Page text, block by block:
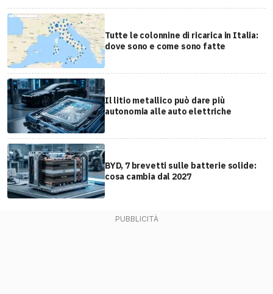
Tutte le colonnine di ricarica in Italia:
dove sono e come sono fatte
Il litio metallico può dare più
autonomia alle auto elettriche
BYD, 7 brevetti sulle batterie solide:
cosa cambia dal 2027